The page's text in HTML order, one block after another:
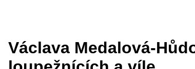
Václava Medalová-